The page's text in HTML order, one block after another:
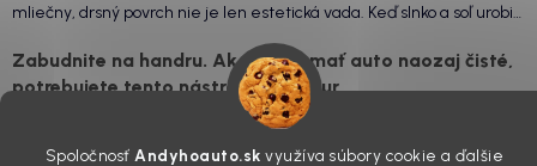
Spoločnosť Andyhoauto.sk využíva súbory cookie a ďalšie
mliečny, drsný povrch nie je len estetická vada. Keď slnko a soľ urobia
Zabudnite na handru. Ak chcete mať auto naozaj čisté,
potrebujete tento nástroj za pár eur
Poznáte ten moment. Vonku svieti slnko, vy sedíte v čerstvo